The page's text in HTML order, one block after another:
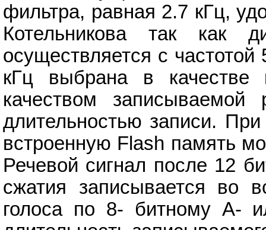
фильтра, равная 2.7 кГц,
Котельникова так как
осуществляется с частотой
кГц выбрана в качестве
качеством
длительностью записи.
встроенную Flash память
Речевой сигнал после 12
сжатия записывается во
голоса по 8- битному А-